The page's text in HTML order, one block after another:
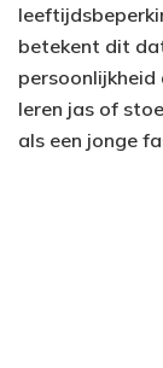
betekent dit
leren jas of
als een jonge